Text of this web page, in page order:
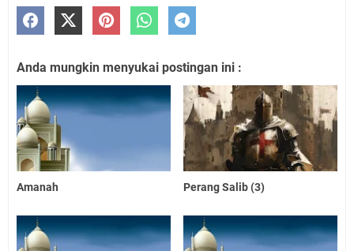
Anda mungkin menyukai postingan ini :
Amanah Perang Salib (3)